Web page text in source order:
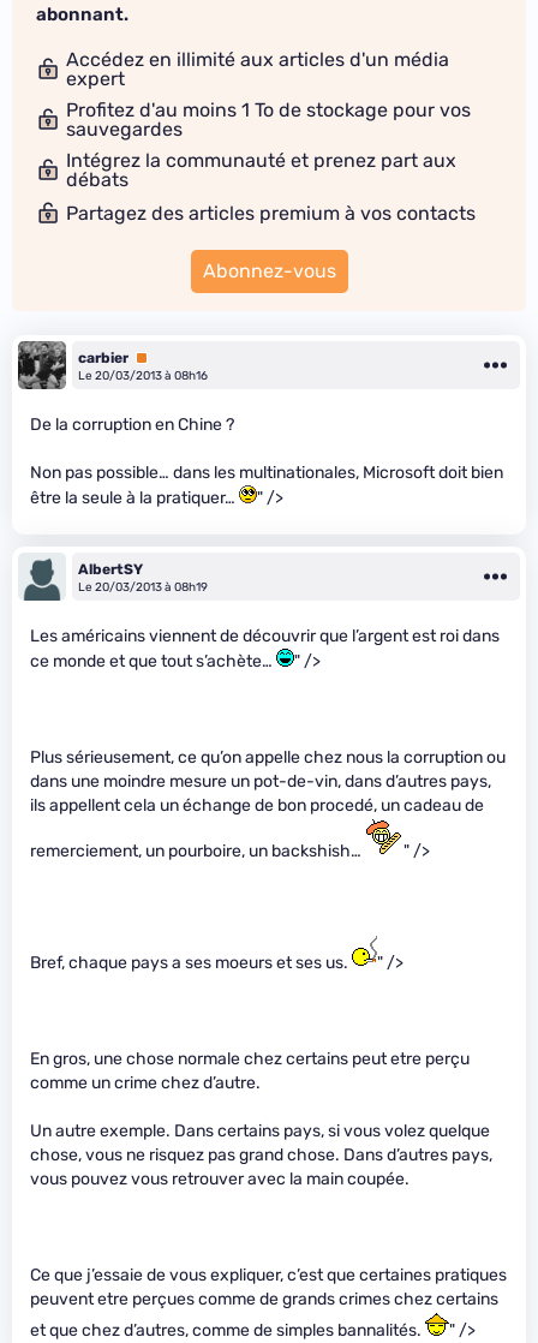
abonnant.
Accédez en illimité aux articles d'un média
expert
Profitez d'au moins 1 To de stockage pour vos
sauvegardes
Intégrez la communauté et prenez part aux
débats
Partagez des articles premium à vos contacts
Abonnez-vous
carbier Premium
Le 20/03/2013 à 08h16
De la corruption en Chine ?
Non pas possible… dans les multinationales, Microsoft doit bien
être la seule à la pratiquer…
" />
AlbertSY
Le 20/03/2013 à 08h19
Les américains viennent de découvrir que l’argent est roi dans
ce monde et que tout s’achète…
" />
Plus sérieusement, ce qu’on appelle chez nous la corruption ou
dans une moindre mesure un pot-de-vin, dans d’autres pays,
ils appellent cela un échange de bon procedé, un cadeau de
remerciement, un pourboire, un backshish… " />
Bref, chaque pays a ses moeurs et ses us. " />
En gros, une chose normale chez certains peut etre perçu
comme un crime chez d’autre.
Un autre exemple. Dans certains pays, si vous volez quelque
chose, vous ne risquez pas grand chose. Dans d’autres pays,
vous pouvez vous retrouver avec la main coupée.
Ce que j’essaie de vous expliquer, c’est que certaines pratiques
peuvent etre perçues comme de grands crimes chez certains
et que chez d’autres, comme de simples bannalités.
" />